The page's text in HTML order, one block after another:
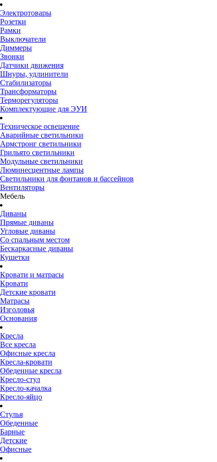
Электротовары
Розетки
Рамки
Выключатели
Диммеры
Звонки
Датчики движения
Шнуры, удлинители
Стабилизаторы
Трансформаторы
Терморегуляторы
Комплектующие для ЭУИ
Техническое освещение
Аварийные светильники
Армстронг светильники
Грильято светильники
Модульные светильники
Люминесцентные лампы
Светильники для фонтанов и бассейнов
Вентиляторы
Мебель
Диваны
Прямые диваны
Угловые диваны
Со спальным местом
Бескаркасные диваны
Кушетки
Кровати и матрасы
Кровати
Детские кровати
Матрасы
Изголовья
Основания
Кресла
Все кресла
Офисные кресла
Кресла-кровати
Обеденные кресла
Кресло-стул
Кресло-качалка
Кресло-яйцо
Стулья
Обеденные
Барные
Детские
Офисные